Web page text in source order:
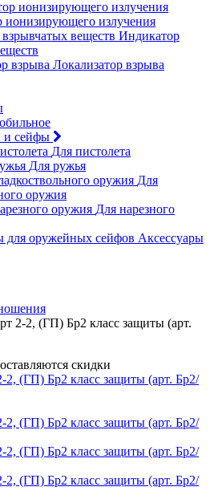
ионизирующего излучения
Индикатор
Локализатор взрыва
сейфы
Для пистолета
Для ружья
Для
оружия
Для нарезного
Аксессуары
2-2, (ГП) Бр2 класс защиты (арт.
скидки